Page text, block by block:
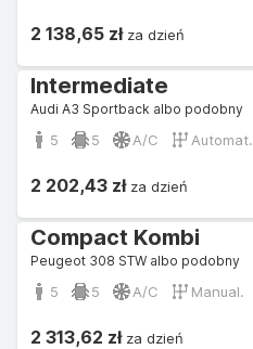
2 138,65 złza dzień
Intermediate
Audi A3 Sportback albo podobny
5 5 A/C Automat.
2 202,43 złza dzień
Compact Kombi
Peugeot 308 STW albo podobny
5 5 A/C Manual.
2 313,62 złza dzień